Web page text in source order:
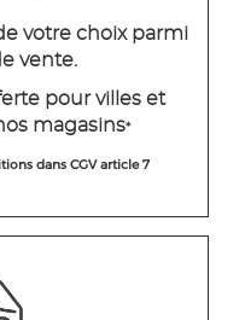
votre choix parmi
vente.
pour villes et
magasins*
dans CGV article 7